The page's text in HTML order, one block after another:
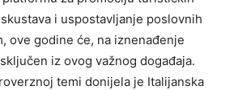
i uspostavljanje poslovnih
ove godine će, na iznenađenje
iz ovog važnog događaja.
temi donijela je Italijanska